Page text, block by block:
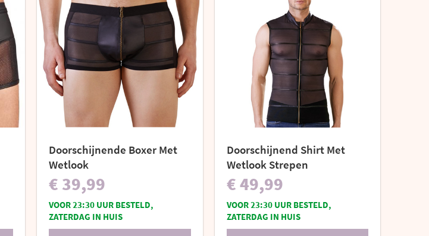
Doorschijnende Boxer Met
Wetlook
€ 39,99
VOOR 23:30 UUR BESTELD,
ZATERDAG IN HUIS
Doorschijnend Shirt Met
Wetlook Strepen
€ 49,99
VOOR 23:30 UUR BESTELD,
ZATERDAG IN HUIS